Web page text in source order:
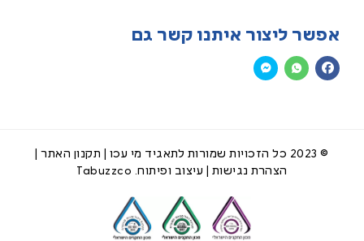
אפשר ליצור איתנו קשר גם
© 2023 כל הזכויות שמורות לתאגיד מי עכו | תקנון האתר|
הצהרת נגישות | עיצוב ופיתוח. Tabuzzco